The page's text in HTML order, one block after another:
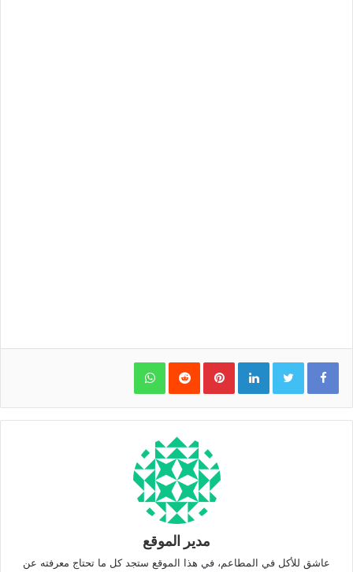
LinkedIn
Pinterest
WhatsApp
مدير الموقع
عاشق للأكل في المطاعم، في هذا الموقع ستجد كل ما تحتاج معرفته عن